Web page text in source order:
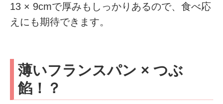
13 × 9cmで厚みもしっかりあるので、食べ応
えにも期待できます。
薄いフランスパン × つぶ
餡！？